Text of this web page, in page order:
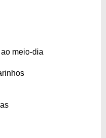
meio-dia